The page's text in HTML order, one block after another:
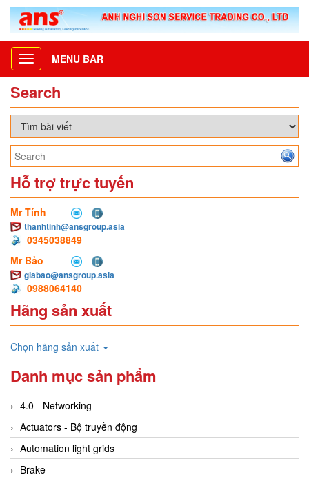
Toggle
navigation
MENU BAR
Search
Hỗ trợ trực tuyến
Mr Tính
thanhtinh@ansgroup.asia
0345038849
Mr Bảo
giabao@ansgroup.asia
0988064140
Hãng sản xuất
Chọn hãng sản xuất
Danh mục sản phẩm
4.0 - Networking
Actuators - Bộ truyền động
Automation light grids
Brake